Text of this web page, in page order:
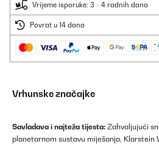
Vrijeme isporuke: 3 - 4 radnih dana
Povrat u 14 dana
Vrhunske značajke
Savladava i najteža tijesta: Zahvaljujući
planetarnom sustavu miješanja,